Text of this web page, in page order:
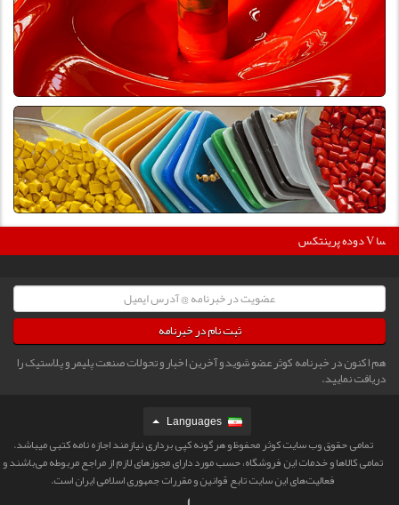
دوده پرینتکس V دگوسا :
ثبت نام در خبرنامه
هم اکنون در خبرنامه کوثر عضو شوید و آخرین اخبار و تحولات صنعت پلیمر و پلاستیک را
دریافت نمایید.
تمامی حقوق وب سایت کوثر محفوظ و هرگونه کپی برداری نیازمند اجازه نامه کتبی میباشد.
تمامی كالاها و خدمات این فروشگاه، حسب مورد دارای مجوزهای لازم از مراجع مربوطه می‌باشند و
فعالیت‌های این سایت تابع قوانین و مقررات جمهوری اسلامی ایران است.‎